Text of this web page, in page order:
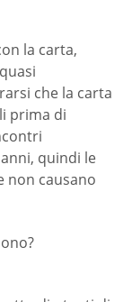
la carta,
che la carta
prima di
quindi le
non causano